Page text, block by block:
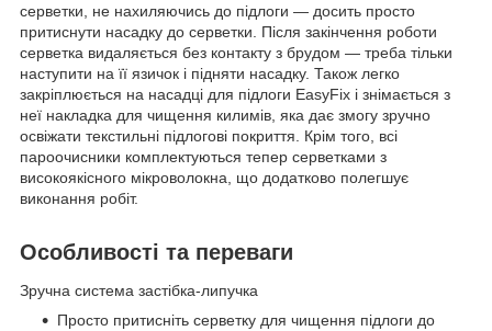
серветки, не нахиляючись до підлоги — досить просто
притиснути насадку до серветки. Після закінчення роботи
серветка видаляється без контакту з брудом — треба тільки
наступити на її язичок і підняти насадку. Також легко
закріплюється на насадці для підлоги EasyFix і знімається з
неї накладка для чищення килимів, яка дає змогу зручно
освіжати текстильні підлогові покриття. Крім того, всі
пароочисники комплектуються тепер серветками з
високоякісного мікроволокна, що додатково полегшує
виконання робіт.
Особливості та переваги
Зручна система застібка-липучка
Просто притисніть серветку для чищення підлоги до